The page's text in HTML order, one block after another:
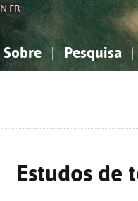
FR
Sobre Pesquisa
Estudos de